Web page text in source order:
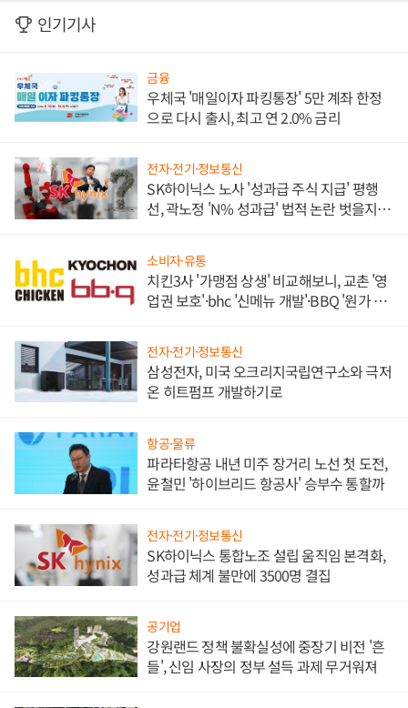
인기기사
금융
우체국 '매일이자 파킹통장' 5만 계좌 한정
으로 다시 출시, 최고 연 2.0% 금리
전자·전기·정보통신
SK하이닉스 노사 '성과급 주식 지급' 평행
선, 곽노정 'N% 성과급' 법적 논란 벗을지 주
소비자·유통
치킨3사 '가맹점 상생' 비교해보니, 교촌 '영
업권 보호'·bhc '신메뉴 개발'·BBQ '원가 부
전자·전기·정보통신
삼성전자, 미국 오크리지국립연구소와 극저
온 히트펌프 개발하기로
항공·물류
파라타항공 내년 미주 장거리 노선 첫 도전,
윤철민 '하이브리드 항공사' 승부수 통할까
전자·전기·정보통신
SK하이닉스 통합노조 설립 움직임 본격화,
성과급 체계 불만에 3500명 결집
공기업
강원랜드 정책 불확실성에 중장기 비전 '흔
들', 신임 사장의 정부 설득 과제 무거워져